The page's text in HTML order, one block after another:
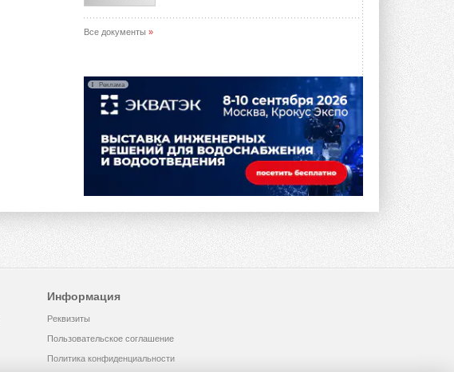
Все документы »
Реклама
Информация
Реквизиты
Пользовательское соглашение
Политика конфиденциальности